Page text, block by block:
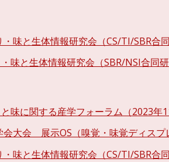
・味と生体情報研究会（CS/TI/SBR合
味と生体情報研究会（SBR/NSI合同
味に関する産学フォーラム（2023年
会大会 展示OS（嗅覚・味覚ディス
・味と生体情報研究会（CS/TI/SBR合